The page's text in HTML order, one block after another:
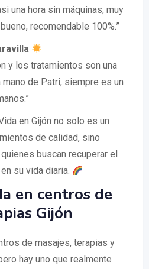
una hora sin máquinas, muy
recomendable 100%.”
y los tratamientos son una
de Patri, siempre es un
en Gijón no solo es un
de calidad, sino
buscan recuperar el
su vida diaria.
en centros de
Gijón
de masajes, terapias y
hay uno que realmente